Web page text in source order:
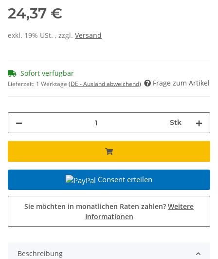
24,37 €
exkl. 19% USt. , zzgl. Versand
Sofort verfügbar
Lieferzeit: 1 Werktage (DE - Ausland abweichend) Frage zum Artikel
Stk
Consent erteilen
Sie möchten in monatlichen Raten zahlen? Weitere
Informationen
Beschreibung